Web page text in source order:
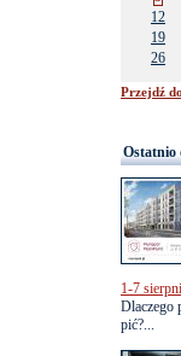
12
19
26
Przejdź
Ostatnio
1-7
Dlaczego
pić?...